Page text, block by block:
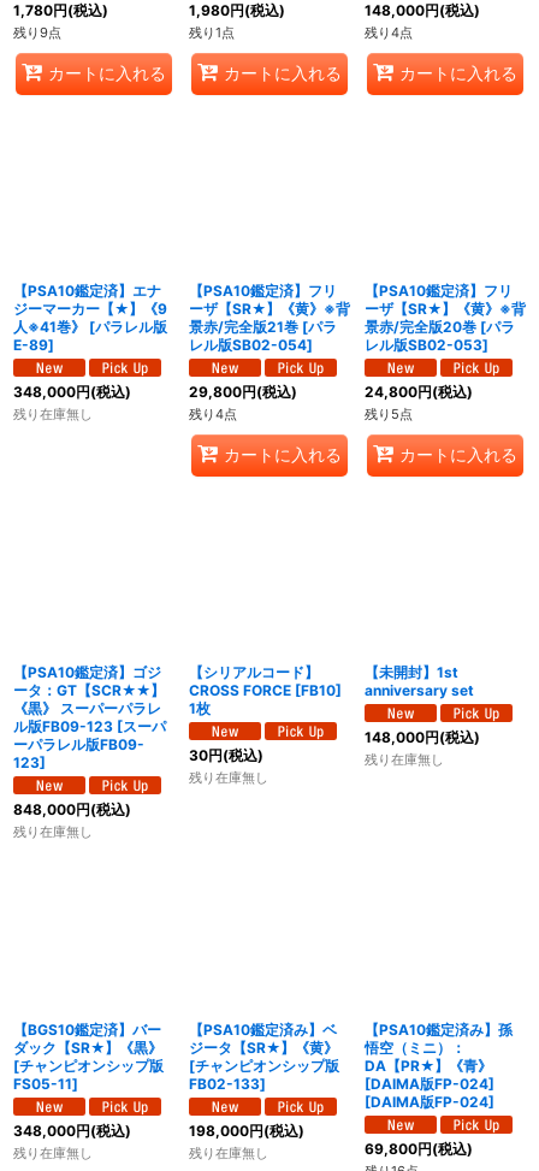
1,780円(税込)
残り9点
カートに入れる
1,980円(税込)
残り1点
カートに入れる
148,000円(税込)
残り4点
カートに入れる
【PSA10鑑定済】エナ
ジーマーカー【★】《9
人※41巻》 [パラレル版
E-89]
348,000円(税込)
残り在庫無し
【PSA10鑑定済】フリ
ーザ【SR★】《黄》※背
景赤/完全版21巻 [パラ
レル版SB02-054]
29,800円(税込)
残り4点
カートに入れる
【PSA10鑑定済】フリ
ーザ【SR★】《黄》※背
景赤/完全版20巻 [パラ
レル版SB02-053]
24,800円(税込)
残り5点
カートに入れる
【PSA10鑑定済】ゴジ
ータ：GT【SCR★★】
《黒》 スーパーパラレ
ル版FB09-123 [スーパ
ーパラレル版FB09-
123]
848,000円(税込)
残り在庫無し
【シリアルコード】
CROSS FORCE [FB10]
1枚
30円(税込)
残り在庫無し
【未開封】1st
anniversary set
148,000円(税込)
残り在庫無し
【BGS10鑑定済】バー
ダック【SR★】《黒》
[チャンピオンシップ版
FS05-11]
348,000円(税込)
残り在庫無し
【PSA10鑑定済み】ベ
ジータ【SR★】《黄》
[チャンピオンシップ版
FB02-133]
198,000円(税込)
残り在庫無し
【PSA10鑑定済み】孫
悟空（ミニ）：
DA【PR★】《青》
[DAIMA版FP-024]
[DAIMA版FP-024]
69,800円(税込)